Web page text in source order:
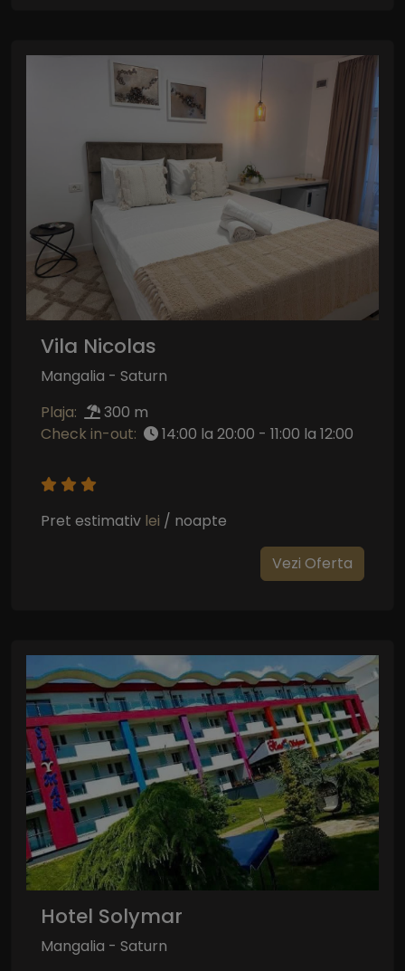
Vila Nicolas
Mangalia - Saturn
Plaja:
300 m
Check in-out:
14:00 la 20:00 - 11:00 la 12:00
Pret estimativ lei / noapte
Vezi Oferta
Hotel Solymar
Mangalia - Saturn